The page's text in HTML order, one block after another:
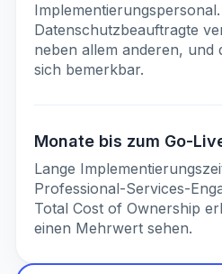
Datenschutzbeauftragte
neben allem anderen, und
sich bemerkbar.
Monate bis zum Go-
Lange
Professional-Services-
Total Cost of Ownership
einen Mehrwert sehen.